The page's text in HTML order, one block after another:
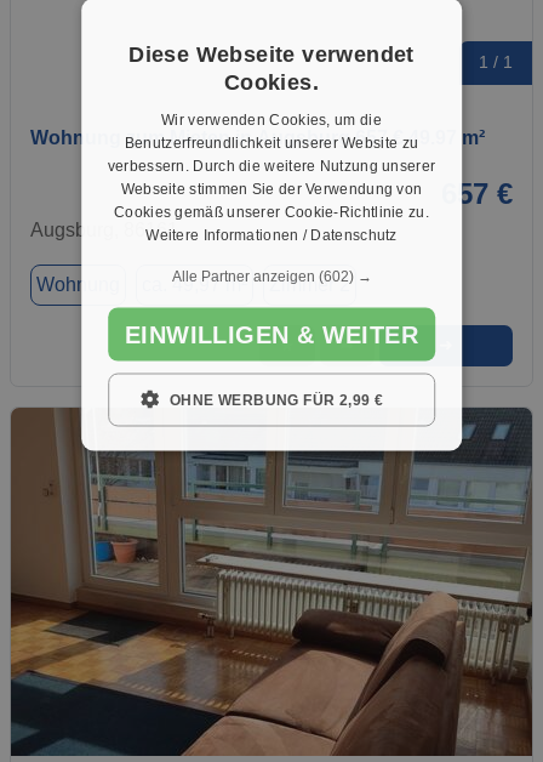
1 / 1
Wohnung zum Mieten in Augsburg 657 € 49.97 m²
657 €
Augsburg, 86161
Wohnung ca. 49,97 m² Zimmer 2
★ ➦
Diese Webseite verwendet
Cookies.
Wir verwenden Cookies, um die
Benutzerfreundlichkeit unserer Website zu
verbessern. Durch die weitere Nutzung unserer
Webseite stimmen Sie der Verwendung von
Cookies gemäß unserer Cookie-Richtlinie zu.
Weitere Informationen / Datenschutz
Alle Partner anzeigen (602) →
EINWILLIGEN & WEITER
OHNE WERBUNG FÜR 2,99 €